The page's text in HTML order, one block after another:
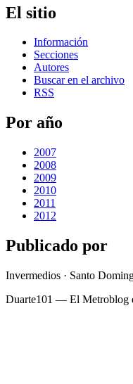
El sitio
Información
Secciones
Autores
Buscar en el archivo
RSS
Por año
2007
2008
2009
2010
2011
2012
Publicado por
Invermedios · Santo
Duarte101 — El Metroblog